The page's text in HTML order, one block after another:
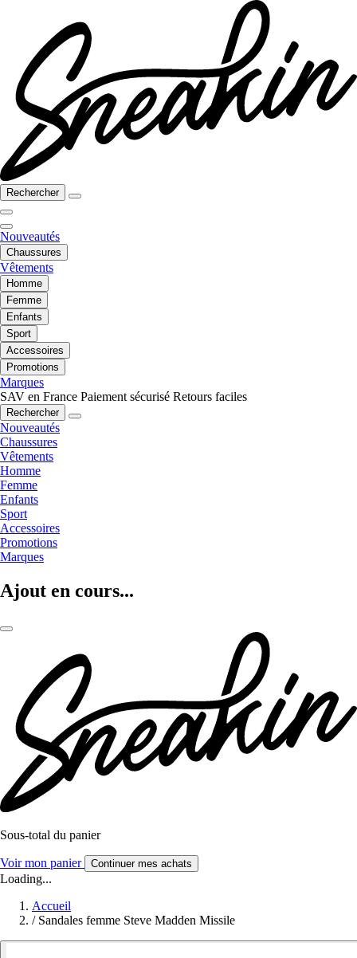
Rechercher
Nouveautés
Chaussures
Vêtements
Homme
Femme
Enfants
Sport
Accessoires
Promotions
Marques
SAV en France Paiement sécurisé Retours faciles
Rechercher
Nouveautés
Chaussures
Vêtements
Homme
Femme
Enfants
Sport
Accessoires
Promotions
Marques
Ajout en cours...
Sous-total du panier
Voir mon panier Continuer mes achats
Loading...
Accueil
/ Sandales femme Steve Madden Missile